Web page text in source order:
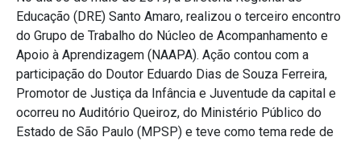
Educação (DRE) Santo Amaro, realizou o terceiro encontro
do Grupo de Trabalho do Núcleo de Acompanhamento e
Apoio à Aprendizagem (NAAPA). Ação contou com a
participação do Doutor Eduardo Dias de Souza Ferreira,
Promotor de Justiça da Infância e Juventude da capital e
ocorreu no Auditório Queiroz, do Ministério Público do
Estado de São Paulo (MPSP) e teve como tema rede de